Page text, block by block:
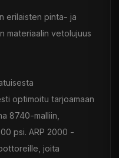
erilaisten pinta- ja
materiaalin vetolujuus
optimoitu tarjoamaan
8740-malliin,
psi. ARP 2000 -
joita